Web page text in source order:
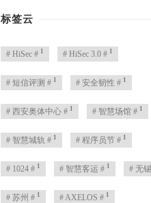
标签云
# HiSec # 1 # HiSec 3.0 # 1
# 短信评测 # 1 # 安全韧性 # 1
# 西安奥体中心 # 1 # 智慧场馆 # 1
# 智慧城轨 # 1 # 程序员节 # 1
# 1024 # 1 # 智慧客运 # 1 # 无
# 苏州 # 1 # AXELOS # 1